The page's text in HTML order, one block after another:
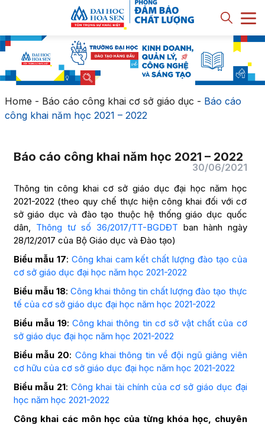
Home - Báo cáo công khai cơ sở giáo dục - Báo cáo
công khai năm học 2021 – 2022
Báo cáo công khai năm học 2021 – 2022
30/06/2021
Thông tin công khai cơ sở giáo dục đại học năm học
2021-2022 (theo quy chế thực hiện công khai đối với cơ
sở giáo dục và đào tạo thuộc hệ thống giáo dục quốc
dân, Thông tư số 36/2017/TT-BGDĐT ban hành ngày
28/12/2017 của Bộ Giáo dục và Đào tạo)
Biểu mẫu 17: Công khai cam kết chất lượng đào tạo của
cơ sở giáo dục đại học năm học 2021-2022
Biểu mẫu 18: Công khai thông tin chất lượng đào tạo thực
tế của cơ sở giáo dục đại học năm học 2021-2022
Biểu mẫu 19:Công khai thông tin cơ sở vật chất của cơ
sở giáo dục đại học năm học 2021-2022
Biểu mẫu 20: Công khai thông tin về đội ngũ giảng viên
cơ hữu của cơ sở giáo dục đại học năm học 2021-2022
Biểu mẫu 21:Công khai tài chính của cơ sở giáo dục đại
học năm học 2021-2022
Công khai các môn học của từng khóa học, chuyên